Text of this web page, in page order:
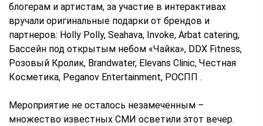
блогерам и артистам, за участие в интерактивах
вручали оригинальные подарки от брендов и
партнеров: Holly Polly, Seahava, Invoke, Arbat catering,
Бассейн под открытым небом «Чайка», DDX Fitness,
Розовый Кролик, Brandwater, Elevans Clinic, Честная
Косметика, Peganov Entertainment, РОСПП .
Мероприятие не осталось незамеченным –
множество известных СМИ осветили этот вечер.